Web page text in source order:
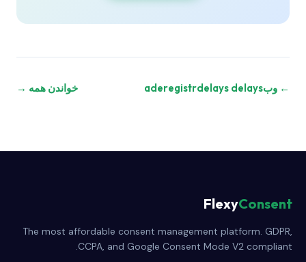
← وبaderegistrdelays delays خواندن همه →
FlexyConsent
The most affordable consent management platform. GDPR,
CCPA, and Google Consent Mode V2 compliant.